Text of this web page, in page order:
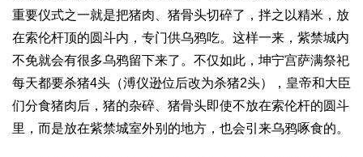
重要仪式之一就是把猪肉、猪骨头切碎了，拌之以精米，放
在索伦杆顶的圆斗内，专门供乌鸦吃。这样一来，紫禁城内
不免就会有很多乌鸦留下来了。不仅如此，坤宁宫萨满祭祀
每天都要杀猪4头（溥仪逊位后改为杀猪2头），皇帝和大臣
们分食猪肉后，猪的杂碎、猪骨头即使不放在索伦杆的圆斗
里，而是放在紫禁城室外别的地方，也会引来乌鸦啄食的。